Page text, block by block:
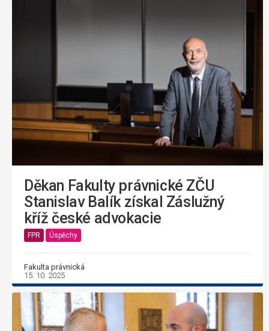
Děkan Fakulty právnické ZČU
Stanislav Balík získal Záslužný
kříž české advokacie
FPR Úspěchy
Fakulta právnická
15. 10. 2025